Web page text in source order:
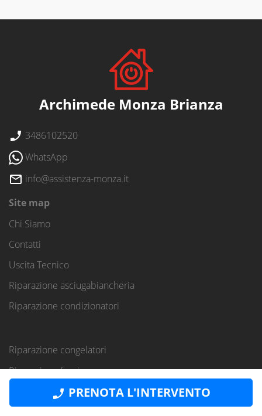
PRENOTA L'INTERVENTO
Archimede Monza Brianza
3486102520
WhatsApp
info@assistenza-monza.it
Site map
Chi Siamo
Contatti
Uscita Tecnico
Riparazione asciugabiancheria
Riparazione condizionatori
Riparazione congelatori
Riparazione forni
Riparazione frigoriferi